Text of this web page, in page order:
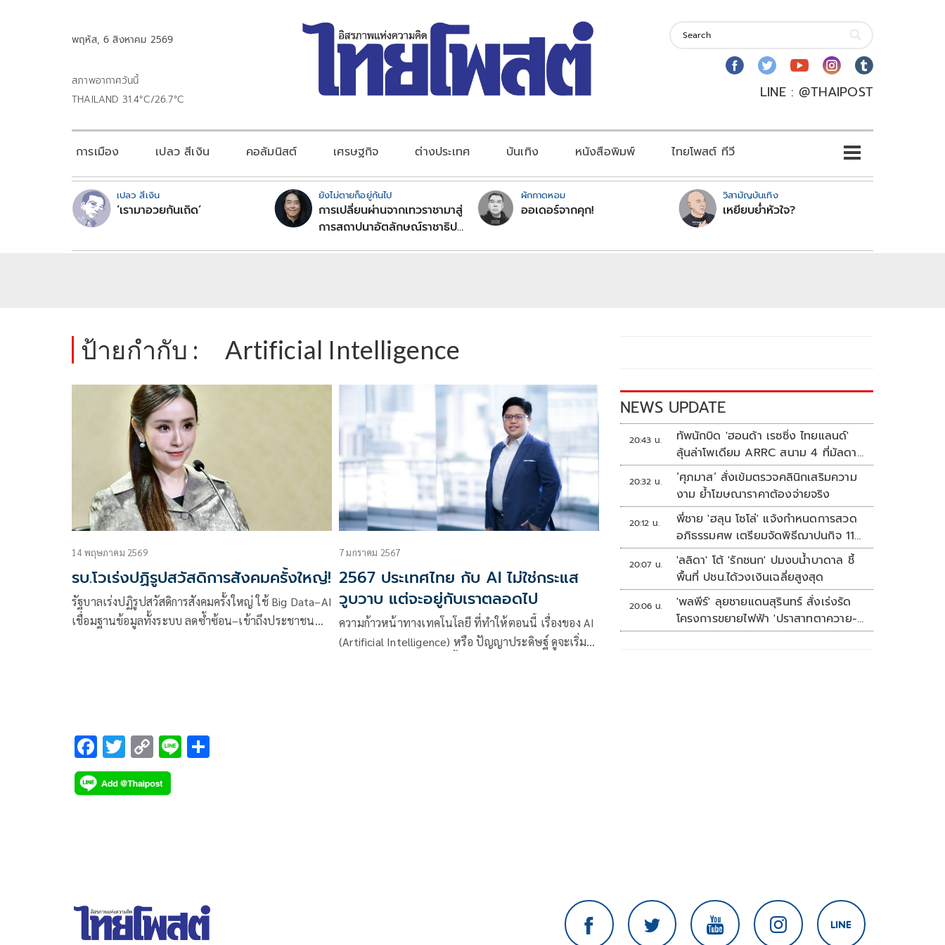
พฤหัส, 6 สิงหาคม 2569
สภาพอากาศวันนี้
THAILAND 31.4°C/26.7°C
LINE : @THAIPOST
การเมือง เปลว สีเงิน คอลัมนิสต์ เศรษฐกิจ ต่างประเทศ บันเทิง หนังสือพิมพ์ ไทยโพสต์ ทีวี
เปลว สีเงิน
‘เรามาอวยกันเถิด’
ยังไม่ตายก็อยู่กันไป
การเปลี่ยนผ่านจากเทวราชามาสู่
การสถาปนาอัตลักษณ์ราชาธิป
ผักกาดหอม
ออเดอร์จากคุก!
วิสามัญบันเทิง
เหยียบย่ำหัวใจ?
ป้ายกำกับ : Artificial Intelligence
14 พฤษภาคม 2569
รบ.โวเร่งปฏิรูปสวัสดิการสังคมครั้งใหญ่!
รัฐบาลเร่งปฏิรูปสวัสดิการสังคมครั้งใหญ่ ใช้ Big Data–AI
เชื่อมฐานข้อมูลทั้งระบบ ลดซ้ำซ้อน–เข้าถึงประชาชน
7 มกราคม 2567
2567 ประเทศไทย กับ AI ไม่ใช่กระแส
วูบวาบ แต่จะอยู่กับเราตลอดไป
ความก้าวหน้าทางเทคโนโลยี ที่ทำให้ตอนนี้ เรื่องของ AI
(Artificial Intelligence) หรือ ปัญญาประดิษฐ์ ดูจะเริ่ม
F
ac
e
T
wi
tt
C
o
p
Li
NEWS UPDATE
20:43 น.
ทัพนักบิด 'ฮอนด้า เรซซิ่ง ไทยแลนด์'
ลุ้นล่าโพเดียม ARRC สนาม 4 ที่มัลดาลิ
กา
20:32 น.
‘ศุภมาส’ สั่งเข้มตรวจคลินิกเสริมความ
งาม ย้ำโฆษณาราคาต้องจ่ายจริง
20:12 น.
พี่ชาย 'ฮลุน โซโล่' แจ้งกำหนดการสวด
อภิธรรมศพ เตรียมจัดพิธีฌาปนกิจ 11
ส.ค.
20:07 น.
'ลลิดา' โต้ 'รักชนก' ปมงบน้ำบาดาล ชี้
พื้นที่ ปชน.ได้วงเงินเฉลี่ยสูงสุด
20:06 น.
'พลพีร์' ลุยชายแดนสุรินทร์ สั่งเร่งรัด
โครงการขยายไฟฟ้า 'ปราสาทตาควาย-
เนิน 350'